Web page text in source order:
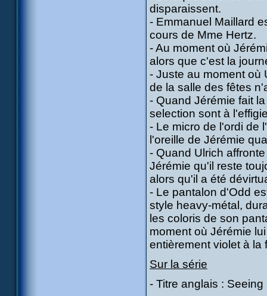
disparaissent.
- Emmanuel Maillard
cours de Mme Hertz.
- Au moment où
alors que c'est la
- Juste au moment où
de la salle des fêtes
- Quand Jérémie fait
selection sont à
- Le micro de l'ordi de
l'oreille de Jérémie
- Quand Ulrich
Jérémie qu'il reste
alors qu'il a été
- Le pantalon d'Odd
style heavy-métal,
les coloris de son
moment où Jérémie
entièrement violet à la
Sur la série
- Titre anglais :